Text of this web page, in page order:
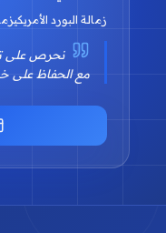
زمالة البورد الأمريكي
نحرص على
مع الحفاظ على